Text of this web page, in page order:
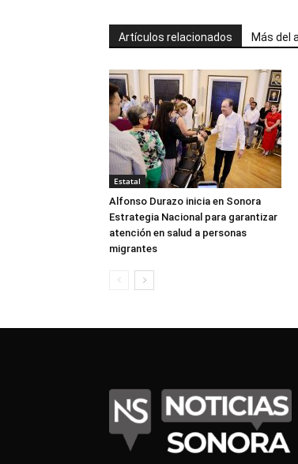
Artículos relacionados Más del
Estatal
Alfonso Durazo inicia en Sonora
Estrategia Nacional para garantizar
atención en salud a personas
migrantes